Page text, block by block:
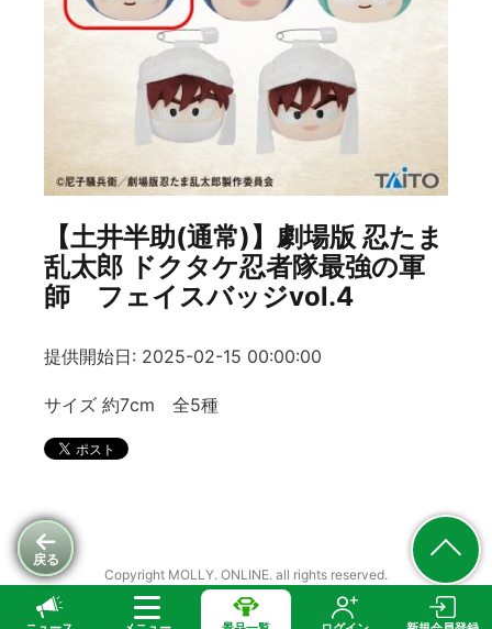
戻る
【土井半助(通常)】劇場版 忍たま
乱太郎 ドクタケ忍者隊最強の軍
師 フェイスバッジvol.4
提供開始日: 2025-02-15 00:00:00
サイズ 約7cm 全5種
Copyright MOLLY. ONLINE. all rights reserved.